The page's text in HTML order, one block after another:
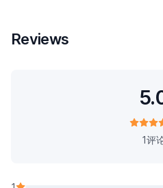
Reviews
1评